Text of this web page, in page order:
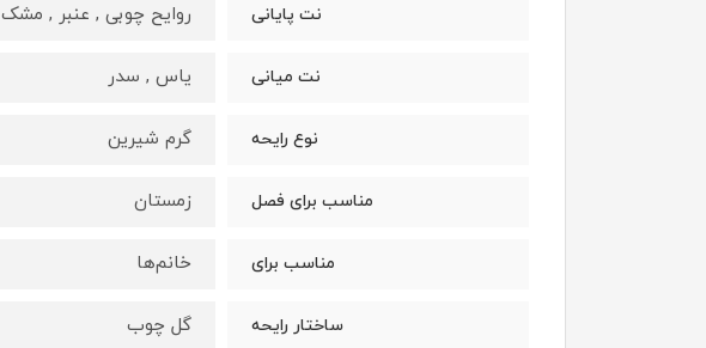
نت پایانی روایح چوبی , عنبر , مشک
نت میانی یاس , سدر
نوع رایحه گرم شیرین
مناسب برای فصل زمستان
مناسب برای خانم‌ها
ساختار رایحه گل چوب